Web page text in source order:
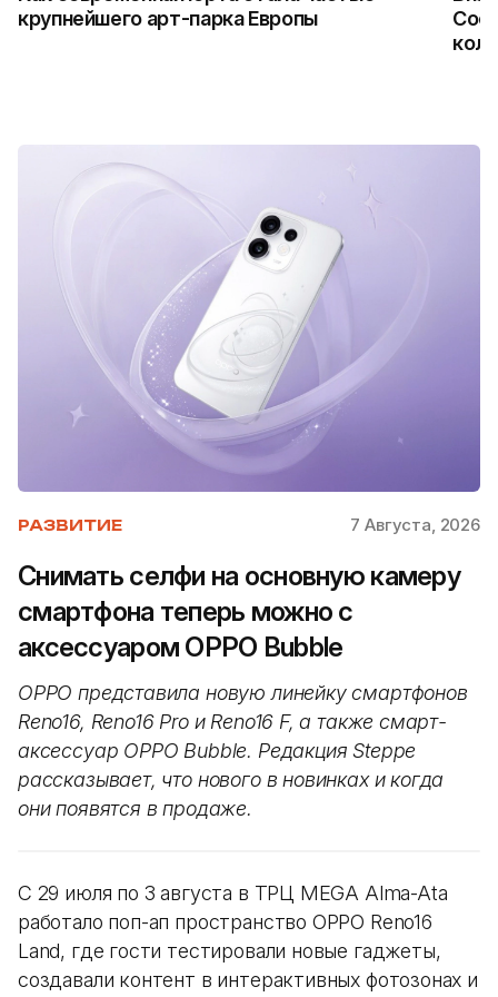
крупнейшего арт-парка Европы
РАЗВИТИЕ 7 Августа, 2026
Снимать селфи на основную камеру
смартфона теперь можно с
аксессуаром OPPO Bubble
OPPO представила новую линейку смартфонов
Reno16, Reno16 Pro и Reno16 F, а также смарт-
аксессуар OPPO Bubble. Редакция Steppe
рассказывает, что нового в новинках и когда
они появятся в продаже.
С 29 июля по 3 августа в ТРЦ MEGA Alma-Ata
работало поп-ап пространство OPPO Reno16
Land, где гости тестировали новые гаджеты,
создавали контент в интерактивных фотозонах и